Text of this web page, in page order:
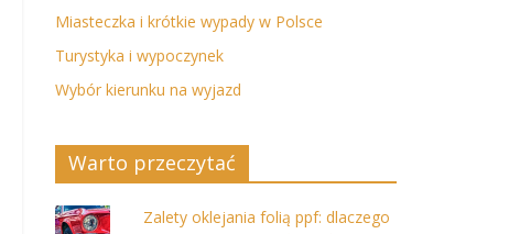
Miasteczka i krótkie wypady w Polsce
Turystyka i wypoczynek
Wybór kierunku na wyjazd
Warto przeczytać
Zalety oklejania folią ppf: dlaczego